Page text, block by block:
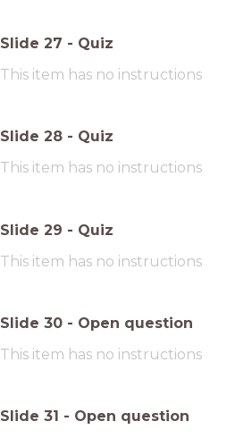
Slide 27 - Quiz
This item has no instructions
Slide 28 - Quiz
This item has no instructions
Slide 29 - Quiz
This item has no instructions
Slide 30 - Open question
This item has no instructions
Slide 31 - Open question